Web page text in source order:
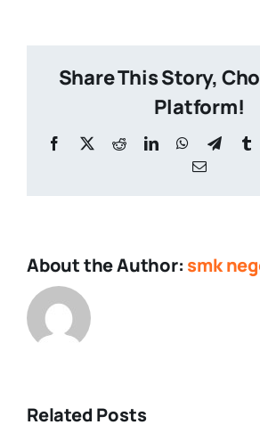
Share This Story,
Platform!
Facebook
X RedditLinkedInWhatsApp
Email
About the Author: smk
Related Posts
Upacara